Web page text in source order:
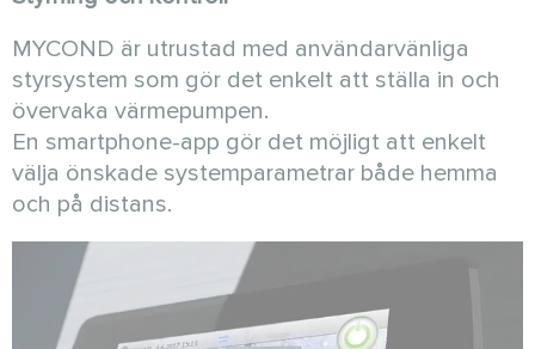
MYCOND är utrustad med användarvänliga
styrsystem som gör det enkelt att ställa in och
övervaka värmepumpen.
En smartphone-app gör det möjligt att enkelt
välja önskade systemparametrar både hemma
och på distans.